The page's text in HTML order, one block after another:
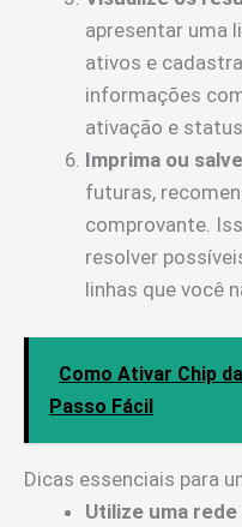
apresentar uma
ativos e
informações
ativação e
Imprima ou
futuras,
comprovante.
resolver
linhas que você
Como Ativar Chip
Passo Fácil
Dicas essenciais para
Utilize uma